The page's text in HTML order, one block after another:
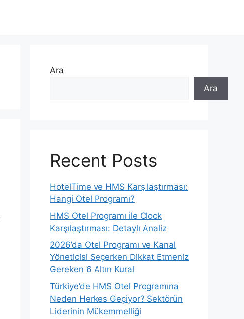
Ara
Ara
Recent Posts
HotelTime ve HMS Karşılaştırması:
Hangi Otel Programı?
HMS Otel Programı ile Clock
Karşılaştırması: Detaylı Analiz
2026’da Otel Programı ve Kanal
Yöneticisi Seçerken Dikkat Etmeniz
Gereken 6 Altın Kural
Türkiye’de HMS Otel Programına
Neden Herkes Geçiyor? Sektörün
Liderinin Mükemmelliği